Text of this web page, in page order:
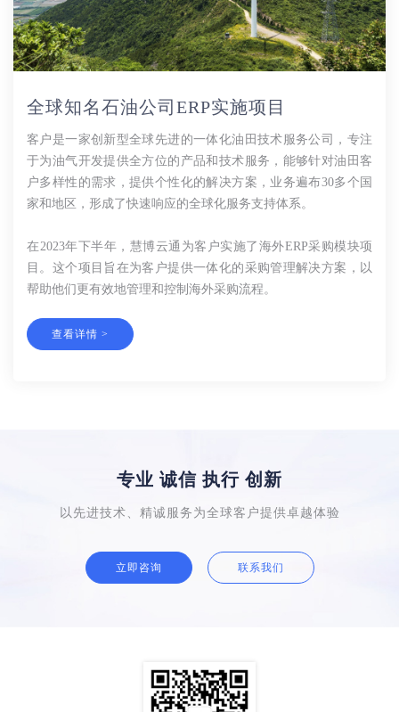
全球知名石油公司ERP实施项目
客户是一家创新型全球先进的一体化油田技术服务公司，专注
于为油气开发提供全方位的产品和技术服务，能够针对油田客
户多样性的需求，提供个性化的解决方案，业务遍布30多个国
家和地区，形成了快速响应的全球化服务支持体系。
在2023年下半年，慧博云通为客户实施了海外ERP采购模块项
目。这个项目旨在为客户提供一体化的采购管理解决方案，以
帮助他们更有效地管理和控制海外采购流程。
查看详情 >
专业 诚信 执行 创新
以先进技术、精诚服务为全球客户提供卓越体验
立即咨询 联系我们